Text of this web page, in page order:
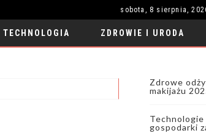
sobota, 8 sierpnia,
TECHNOLOGIA ZDROWIE I URODA
Zdrowe
makijażu
Technologie
gospodarki